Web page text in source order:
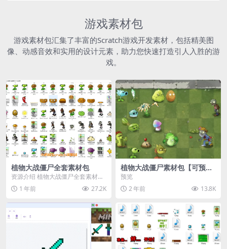
游戏素材包
游戏素材包汇集了丰富的Scratch游戏开发素材，包括精美图
像、动感音效和实用的设计元素，助力您快速打造引人入胜的游
戏。
植物大战僵尸全套素材包
资源介绍 植物大战僵尸全套素材
包，包含227个丰富多样的素材，
涵盖角色、背景、动...
1 年前 27.2K
植物大战僵尸素材包【可预
览】
预览
2 年前
13.8K